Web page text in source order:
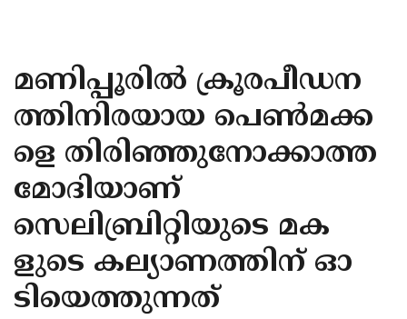
KANNUR
KASARAGOD
മണിപ്പൂരില്‍ ക്രൂരപീഡന
ത്തിനിരയായ പെണ്‍മക്ക
ളെ തിരിഞ്ഞുനോക്കാത്ത
മോദിയാണ്
സെലിബ്രിറ്റിയുടെ മക
ളുടെ കല്യാണത്തിന് ഓ
ടിയെത്തുന്നത്